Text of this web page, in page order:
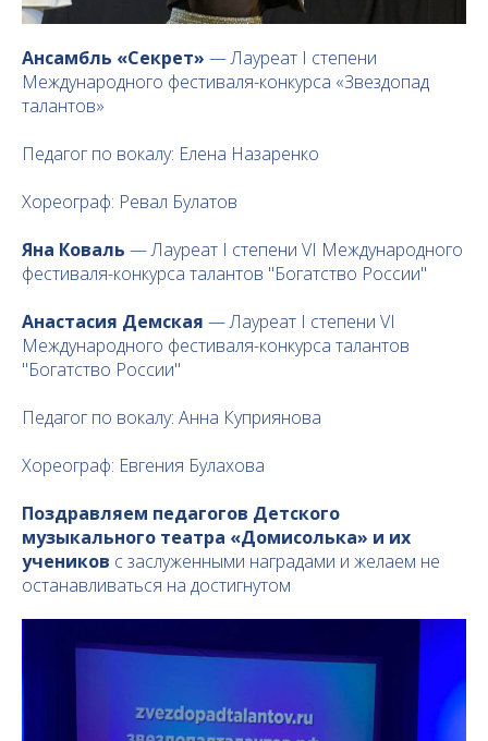
Ансамбль «Секрет» — Лауреат I степени
Международного фестиваля-конкурса «Звездопад
талантов»
Педагог по вокалу: Елена Назаренко
Хореограф: Ревал Булатов
Яна Коваль — Лауреат I степени VI Международного
фестиваля-конкурса талантов "Богатство России"
Анастасия Демская — Лауреат I степени VI
Международного фестиваля-конкурса талантов
"Богатство России"
Педагог по вокалу: Анна Куприянова
Хореограф: Евгения Булахова
Поздравляем педагогов Детского
музыкального театра «Домисолька» и их
учеников с заслуженными наградами и желаем не
останавливаться на достигнутом